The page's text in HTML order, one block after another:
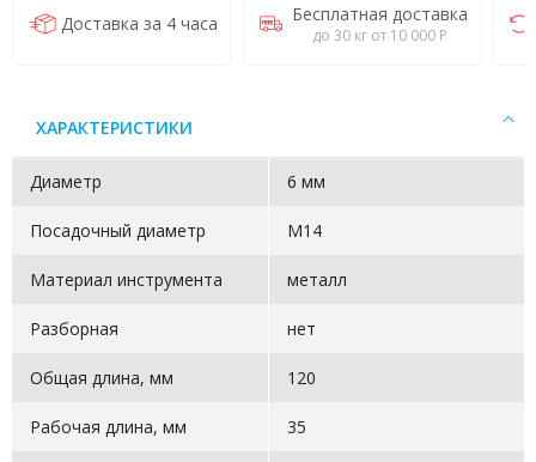
Доставка за 4 часа Бесплатная доставка
до 30 кг от 10 000 Р
ХАРАКТЕРИСТИКИ
Диаметр 6 мм
Посадочный диаметр М14
Материал инструмента металл
Разборная нет
Общая длина, мм 120
Рабочая длина, мм 35